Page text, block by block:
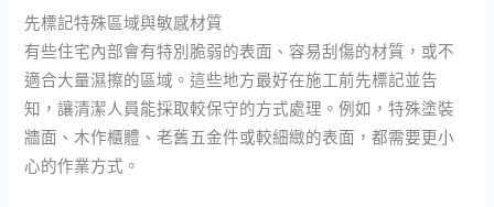
先標記特殊區域與敏感材質
有些住宅內部會有特別脆弱的表面、容易刮傷的材質，或不
適合大量濕擦的區域。這些地方最好在施工前先標記並告
知，讓清潔人員能採取較保守的方式處理。例如，特殊塗裝
牆面、木作櫃體、老舊五金件或較細緻的表面，都需要更小
心的作業方式。